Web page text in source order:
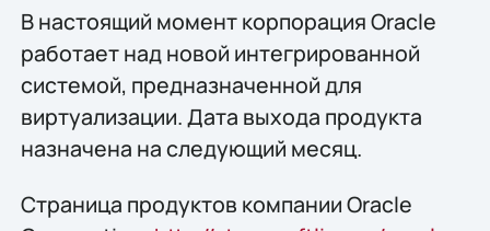
В настоящий момент корпорация Oracle
работает над новой интегрированной
системой, предназначенной для
виртуализации. Дата выхода продукта
назначена на следующий месяц.
Страница продуктов компании Oracle